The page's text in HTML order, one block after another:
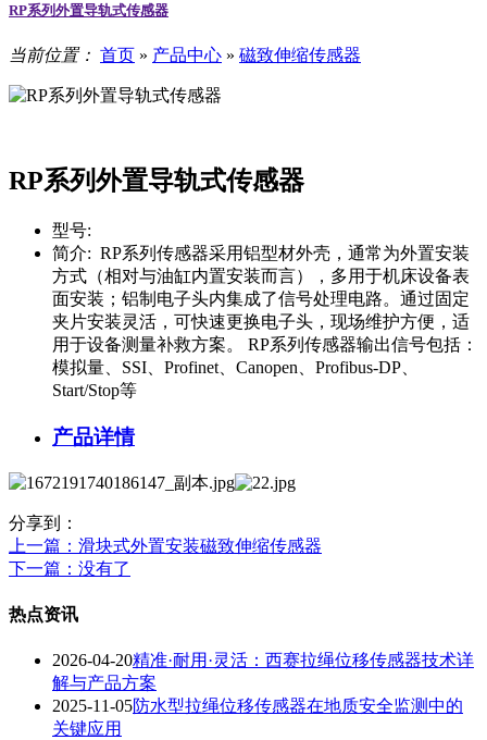
RP系列外置导轨式传感器
当前位置： 首页 » 产品中心 » 磁致伸缩传感器
RP系列外置导轨式传感器
型号:
简介: RP系列传感器采用铝型材外壳，通常为外置安装
方式（相对与油缸内置安装而言），多用于机床设备表
面安装；铝制电子头内集成了信号处理电路。通过固定
夹片安装灵活，可快速更换电子头，现场维护方便，适
用于设备测量补救方案。 RP系列传感器输出信号包括：
模拟量、SSI、Profinet、Canopen、Profibus-DP、
Start/Stop等
产品详情
分享到：
上一篇 ：滑块式外置安装磁致伸缩传感器
下一篇 ：没有了
热点资讯
2026-04-20精准·耐用·灵活：西赛拉绳位移传感器技术详
解与产品方案
2025-11-05防水型拉绳位移传感器在地质安全监测中的
关键应用